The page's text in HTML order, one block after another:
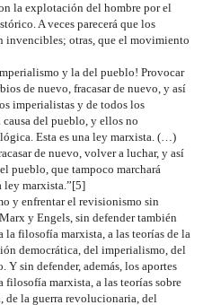
la explotación del hombre por el
A veces parecerá que los
invencibles; otras, que el movimiento
y la del pueblo! Provocar
de nuevo, fracasar de nuevo, y así
imperialistas y de todos los
del pueblo, y ellos no
Esta es una ley marxista. (…)
de nuevo, volver a luchar, y así
pueblo, que tampoco marchará
ley marxista.”[5]
y enfrentar el revisionismo sin
y Engels, sin defender también
la filosofía marxista, a las teorías de la
democrática, del imperialismo, del
sin defender, además, los aportes
filosofía marxista, a las teorías sobre
de la guerra revolucionaria, del